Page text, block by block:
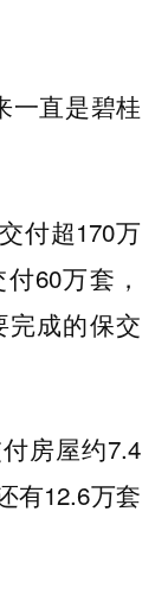
一直是碧桂
付超170万
60万套，
完成的保交
房屋约7.4
有12.6万套